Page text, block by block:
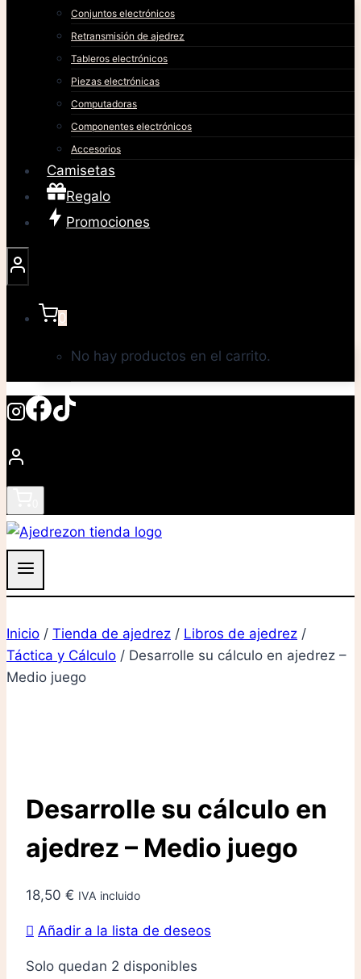
Conjuntos electrónicos
Retransmisión de ajedrez
Tableros electrónicos
Piezas electrónicas
Computadoras
Componentes electrónicos
Accesorios
Camisetas
Regalo
Promociones
0
No hay productos en el carrito.
Inicio / Tienda de ajedrez / Libros de ajedrez /
Táctica y Cálculo / Desarrolle su cálculo en ajedrez –
Medio juego
Desarrolle su cálculo en
ajedrez – Medio juego
18,50 € IVA incluido
Añadir a la lista de deseos
Solo quedan 2 disponibles